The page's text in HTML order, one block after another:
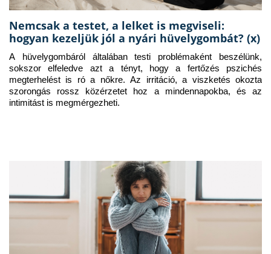
Nemcsak a testet, a lelket is megviseli:
hogyan kezeljük jól a nyári hüvelygombát? (x)
A hüvelygombáról általában testi problémaként beszélünk,
sokszor elfeledve azt a tényt, hogy a fertőzés pszichés
megterhelést is ró a nőkre. Az irritáció, a viszketés okozta
szorongás rossz közérzetet hoz a mindennapokba, és az
intimitást is megmérgezheti.